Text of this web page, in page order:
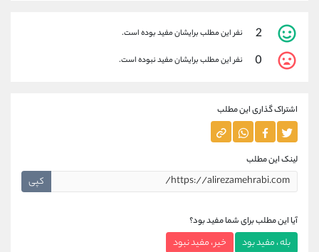
2 نفر این مطلب برایشان مفید بوده است.
0 نفر این مطلب برایشان مفید نبوده است.
اشتراک گذاری این مطلب
لینک این مطلب
کپی
آیا این مطلب برای شما مفید بود؟
بله ، مفید بود خیر ، مفید نبود